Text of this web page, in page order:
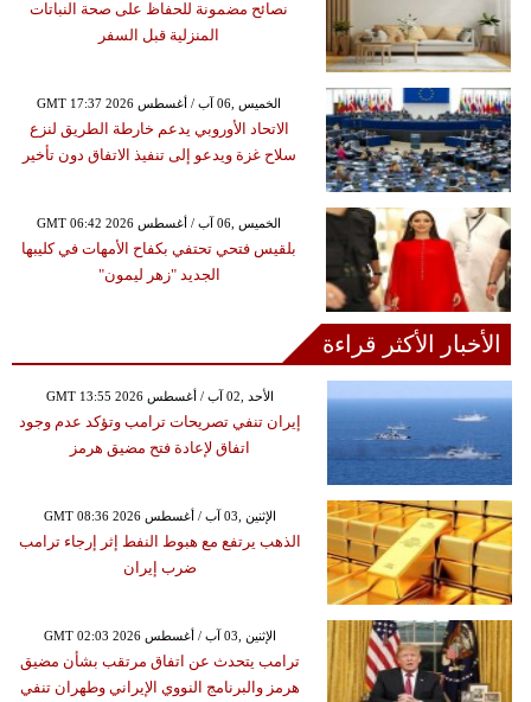
نصائح مضمونة للحفاظ على صحة النباتات
المنزلية قبل السفر
GMT 17:37 2026 الخميس ,06 آب / أغسطس
الاتحاد الأوروبي يدعم خارطة الطريق لنزع
سلاح غزة ويدعو إلى تنفيذ الاتفاق دون تأخير
GMT 06:42 2026 الخميس ,06 آب / أغسطس
بلقيس فتحي تحتفي بكفاح الأمهات في كليبها
الجديد "زهر ليمون"
الأخبار الأكثر قراءة
GMT 13:55 2026 الأحد ,02 آب / أغسطس
إيران تنفي تصريحات ترامب وتؤكد عدم وجود
اتفاق لإعادة فتح مضيق هرمز
GMT 08:36 2026 الإثنين ,03 آب / أغسطس
الذهب يرتفع مع هبوط النفط إثر إرجاء ترامب
ضرب إيران
GMT 02:03 2026 الإثنين ,03 آب / أغسطس
ترامب يتحدث عن اتفاق مرتقب بشأن مضيق
هرمز والبرنامج النووي الإيراني وطهران تنفي